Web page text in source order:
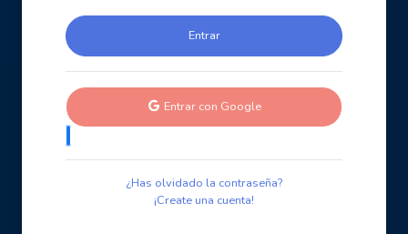
Entrar con Google
¿Has olvidado la contraseña?
¡Create una cuenta!